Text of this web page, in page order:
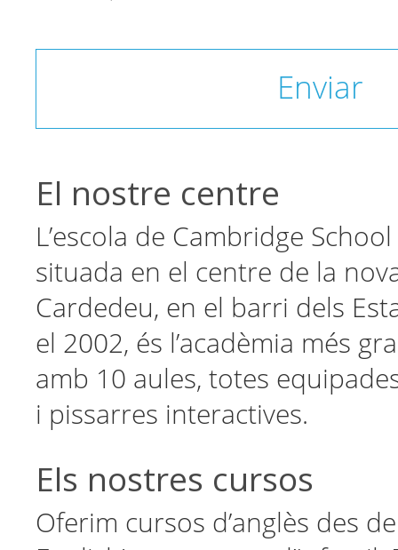
Enviar
El nostre centre
L’escola de Cambridge
situada en el centre de la
Cardedeu, en el barri dels
el 2002, és l’acadèmia més
amb 10 aules, totes
i pissarres interactives.
Els nostres cursos
Oferim cursos d’anglès des